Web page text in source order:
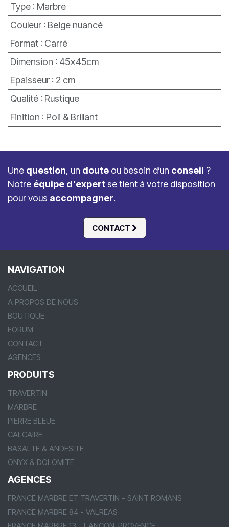
Type: Marbre
Couleur: Beige nuancé
Format: Carré
Dimension : 45x45cm
Epaisseur: 2 cm
Qualité: Rustique
Finition : Poli & Brillant
CONTACT
Une question, un doute ou besoin d’un conseil ?
Notre équipe d'expert se tient à votre disposition
pour vous accompagner.
NAVIGATION
ACCUEIL
A PROPOS DE NOUS
BOUTIQUE
FORUM
CONTACT
AGENCES
PRODUITS
TRAVERTIN
MARBRE
PIERRE BLEUE
CALCAIRE
BASALTE & ANDESITE
ONYX & DOLOMITE
AGENCES
FRANCE MARBRE ET TRAVERTIN - SAINT ROMANS
FRANCE MARBRE 84 - VALREAS